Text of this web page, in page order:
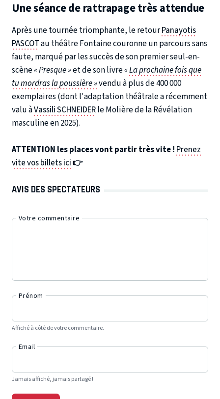
Une séance de rattrapage très attendue
Après une tournée triomphante, le retourPanayotis
PASCOTau théâtre Fontainecouronne un parcours sans
faute, marqué par les succès de son premier seul-en-
scène« Presque »et de son livre«La prochaine fois que
tu mordras la poussière »vendu à plus de 400 000
exemplaires (dont l'adaptation théâtrale a récemment
valu àVassili SCHNEIDERle Molière de la Révélation
masculine en 2025).
ATTENTION les places vont partir très vite ! Prenez
vite vos billets ici👉
AVIS DES SPECTATEURS
Votre commentaire
Prénom
Affiché à côté de votre commentaire.
Email
Jamais affiché, jamais partagé !